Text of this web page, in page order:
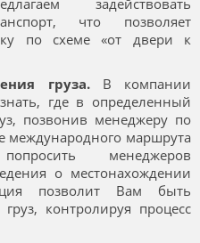
задействовать
что позволяет
по схеме «от двери к
груза.В компании
где в определенный
позвонив менеджеру по
международного маршрута
менеджеров
о местонахождении
позволит Вам быть
контролируя процесс